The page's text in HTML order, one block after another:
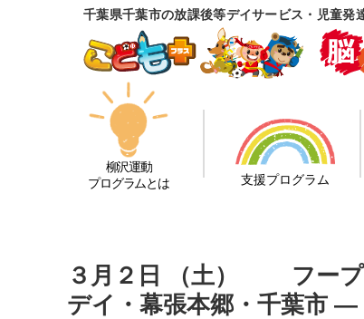
千葉県千葉市の放課後等デイサービス・児童
柳沢運動
プログラムとは
支援プログラム
３月２日 （土） フープ
デイ・幕張本郷・千葉市 —